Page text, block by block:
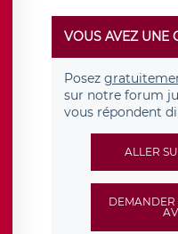
VOUS AVEZ UNE
Posez
sur notre forum
vous répondent
ALLER
DEMANDER